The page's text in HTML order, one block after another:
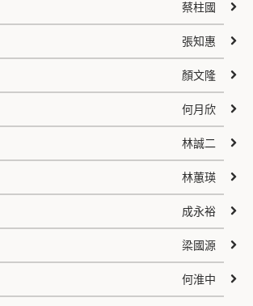
蔡柱國
張知惠
顏文隆
何月欣
林誠二
林蕙瑛
成永裕
梁國源
何淮中